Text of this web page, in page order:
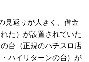
見返りが大きく、借金
た）が設置されていた
台（正規のパチスロ店
ハイリターンの台）が